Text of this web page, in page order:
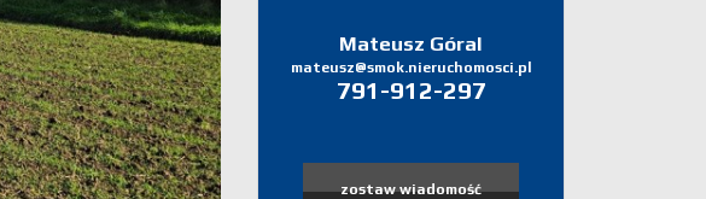
Mateusz Góral
mateusz@smok.nieruchomosci.pl
791-912-297
zostaw wiadomość